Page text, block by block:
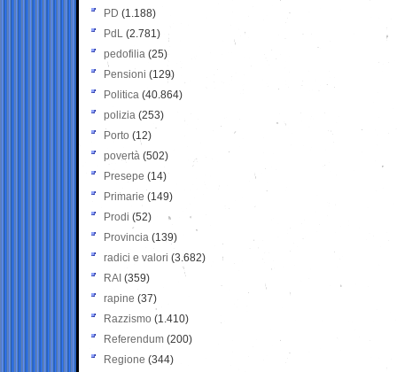
PD (1.188)
PdL (2.781)
pedofilia (25)
Pensioni (129)
Politica (40.864)
polizia (253)
Porto (12)
povertà (502)
Presepe (14)
Primarie (149)
Prodi (52)
Provincia (139)
radici e valori (3.682)
RAI (359)
rapine (37)
Razzismo (1.410)
Referendum (200)
Regione (344)